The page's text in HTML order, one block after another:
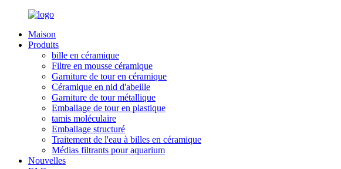
Maison
Produits
bille en céramique
Filtre en mousse céramique
Garniture de tour en céramique
Céramique en nid d'abeille
Garniture de tour métallique
Emballage de tour en plastique
tamis moléculaire
Emballage structuré
Traitement de l'eau à billes en céramique
Médias filtrants pour aquarium
Nouvelles